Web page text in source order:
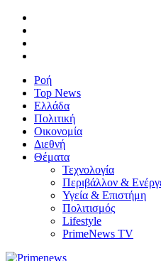
Ροή
Top News
Ελλάδα
Πολιτική
Οικονομία
Διεθνή
Θέματα
Τεχνολογία
Περιβάλλον &
Υγεία & Επιστήμη
Πολιτισμός
Lifestyle
PrimeNews TV